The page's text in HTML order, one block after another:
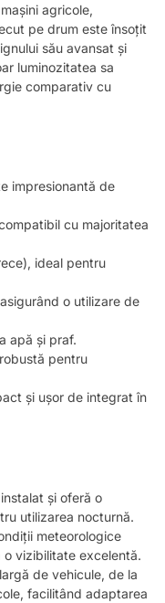
agricole,
pe drum este însoțit
său avansat și
luminozitatea sa
comparativ cu
impresionantă de
cu majoritatea
ideal pentru
o utilizare de
apă și praf.
pentru
și ușor de integrat în
și oferă o
utilizarea nocturnă.
meteorologice
vizibilitate excelentă.
de vehicule, de la
facilitând adaptarea